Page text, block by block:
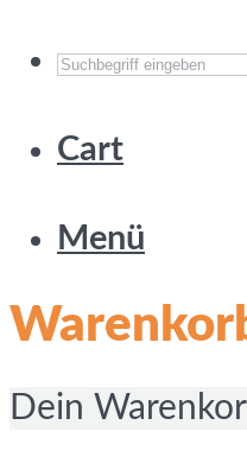
Cart
Menü
Dein